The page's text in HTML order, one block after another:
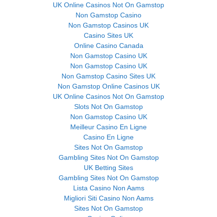
UK Online Casinos Not On Gamstop
Non Gamstop Casino
Non Gamstop Casinos UK
Casino Sites UK
Online Casino Canada
Non Gamstop Casino UK
Non Gamstop Casino UK
Non Gamstop Casino Sites UK
Non Gamstop Online Casinos UK
UK Online Casinos Not On Gamstop
Slots Not On Gamstop
Non Gamstop Casino UK
Meilleur Casino En Ligne
Casino En Ligne
Sites Not On Gamstop
Gambling Sites Not On Gamstop
UK Betting Sites
Gambling Sites Not On Gamstop
Lista Casino Non Aams
Migliori Siti Casino Non Aams
Sites Not On Gamstop